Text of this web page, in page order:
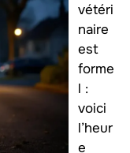
vétéri
naire
est
forme
l :
voici
l’heur
e